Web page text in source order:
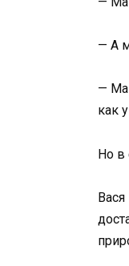
— А
—
как
Но в